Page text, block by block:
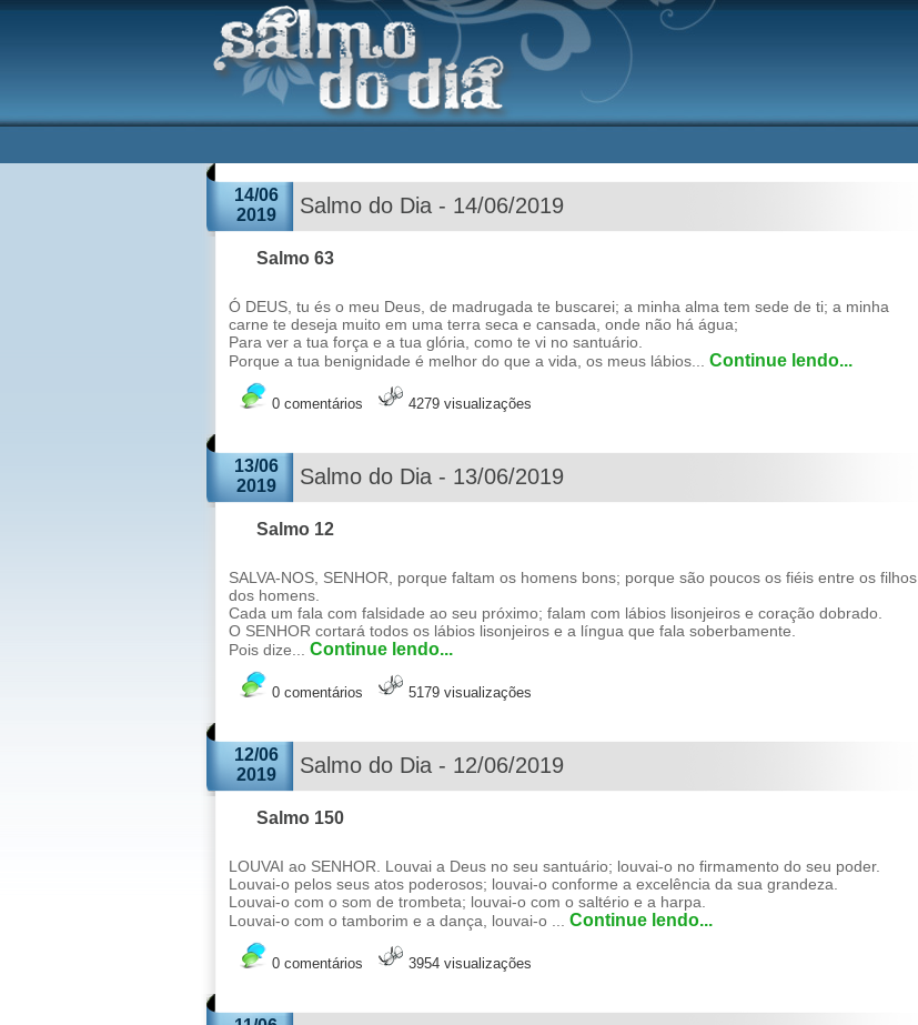
14/06
2019
Salmo do Dia - 14/06/2019
Salmo 63
Ó DEUS, tu és o meu Deus, de madrugada te buscarei; a minha alma tem sede de ti; a minha
carne te deseja muito em uma terra seca e cansada, onde não há água;
Para ver a tua força e a tua glória, como te vi no santuário.
Porque a tua benignidade é melhor do que a vida, os meus lábios... Continue lendo...
0 comentários 4279 visualizações
13/06
2019
Salmo do Dia - 13/06/2019
Salmo 12
SALVA-NOS, SENHOR, porque faltam os homens bons; porque são poucos os fiéis entre os filhos
dos homens.
Cada um fala com falsidade ao seu próximo; falam com lábios lisonjeiros e coração dobrado.
O SENHOR cortará todos os lábios lisonjeiros e a língua que fala soberbamente.
Pois dize... Continue lendo...
0 comentários 5179 visualizações
12/06
2019
Salmo do Dia - 12/06/2019
Salmo 150
LOUVAI ao SENHOR. Louvai a Deus no seu santuário; louvai-o no firmamento do seu poder.
Louvai-o pelos seus atos poderosos; louvai-o conforme a excelência da sua grandeza.
Louvai-o com o som de trombeta; louvai-o com o saltério e a harpa.
Louvai-o com o tamborim e a dança, louvai-o ... Continue lendo...
0 comentários 3954 visualizações